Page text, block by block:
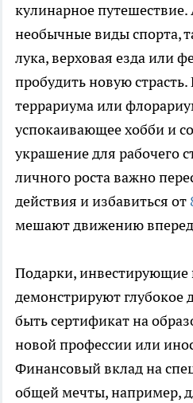
кулинарное
необычные виды спорта,
лука, верховая езда или
пробудить новую
террариума или
успокаивающее хобби и
украшение для рабочего
личного роста важно
действия и избавиться от
мешают движению
Подарки, инвестирующие
демонстрируют глубокое
быть сертификат на
новой профессии или
Финансовый вклад на
общей мечты, например,